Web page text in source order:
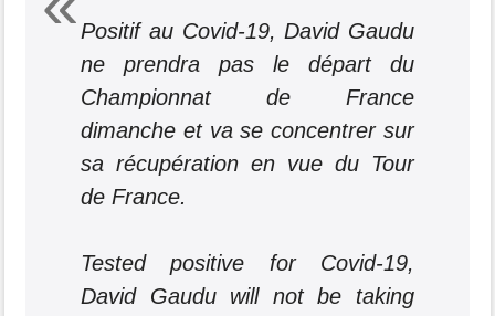
Positif au Covid-19, David Gaudu
ne prendra pas le départ du
Championnat de France
dimanche et va se concentrer sur
sa récupération en vue du Tour
de France.
Tested positive for Covid-19,
David Gaudu will not be taking